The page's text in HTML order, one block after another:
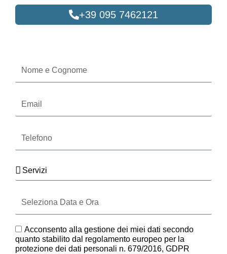
+39 095 7462121
Cognome
Servizi
Data
e
GDPR
Acconsento alla gestione dei miei dati secondo
quanto stabilito dal regolamento europeo per la
protezione dei dati personali n. 679/2016, GDPR